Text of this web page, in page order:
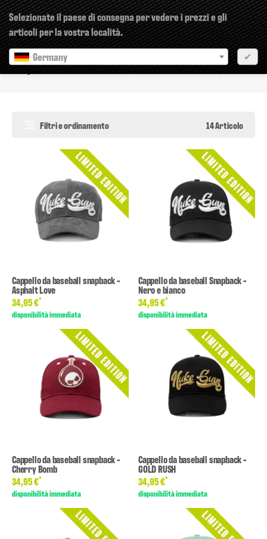
Selezionate il paese di consegna per vedere i prezzi e gli
articoli per la vostra località.
Germany
✔
Caps
Filtri e ordinamento 14 Articolo
Cappello da baseball snapback -
Asphalt Love
34,95 €*
disponibilità immediata
Cappello da baseball Snapback -
Nero e bianco
34,95 €*
disponibilità immediata
Cappello da baseball snapback -
Cherry Bomb
34,95 €*
disponibilità immediata
Cappello da baseball snapback -
GOLD RUSH
34,95 €*
disponibilità immediata